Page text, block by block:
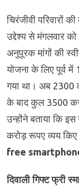
चिरंजीवी परिवारों
उद्देश्य से मंगलवार
अनुपूरक मांगों की
योजना के लिए पूर्व
गया था। अब 2300
के बाद कुल 3500
उन्होंने बताया कि
करोड़ रूपए व्यय किए
free
दिवाली गिफ्ट फ्री